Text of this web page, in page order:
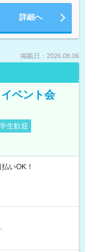
詳細へ
掲載日：2026.08.06
ベント会
生歓迎
いOK！